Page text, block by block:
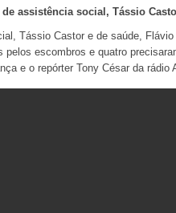
assistência social, Tássio
Tássio Castor e de saúde,
escombros e quatro
e o repórter Tony César da rádio